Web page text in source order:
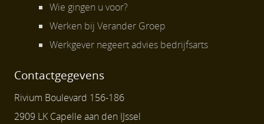
Wie gingen u voor?
Werken bij Verander Groep
Werkgever negeert advies bedrijfsarts
Contactgegevens
Rivium Boulevard 156-186
2909 LK Capelle aan den IJssel